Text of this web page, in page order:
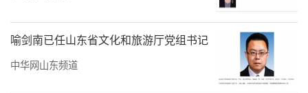
喻剑南已任山东省文化和旅游厅党组书记
中华网山东频道